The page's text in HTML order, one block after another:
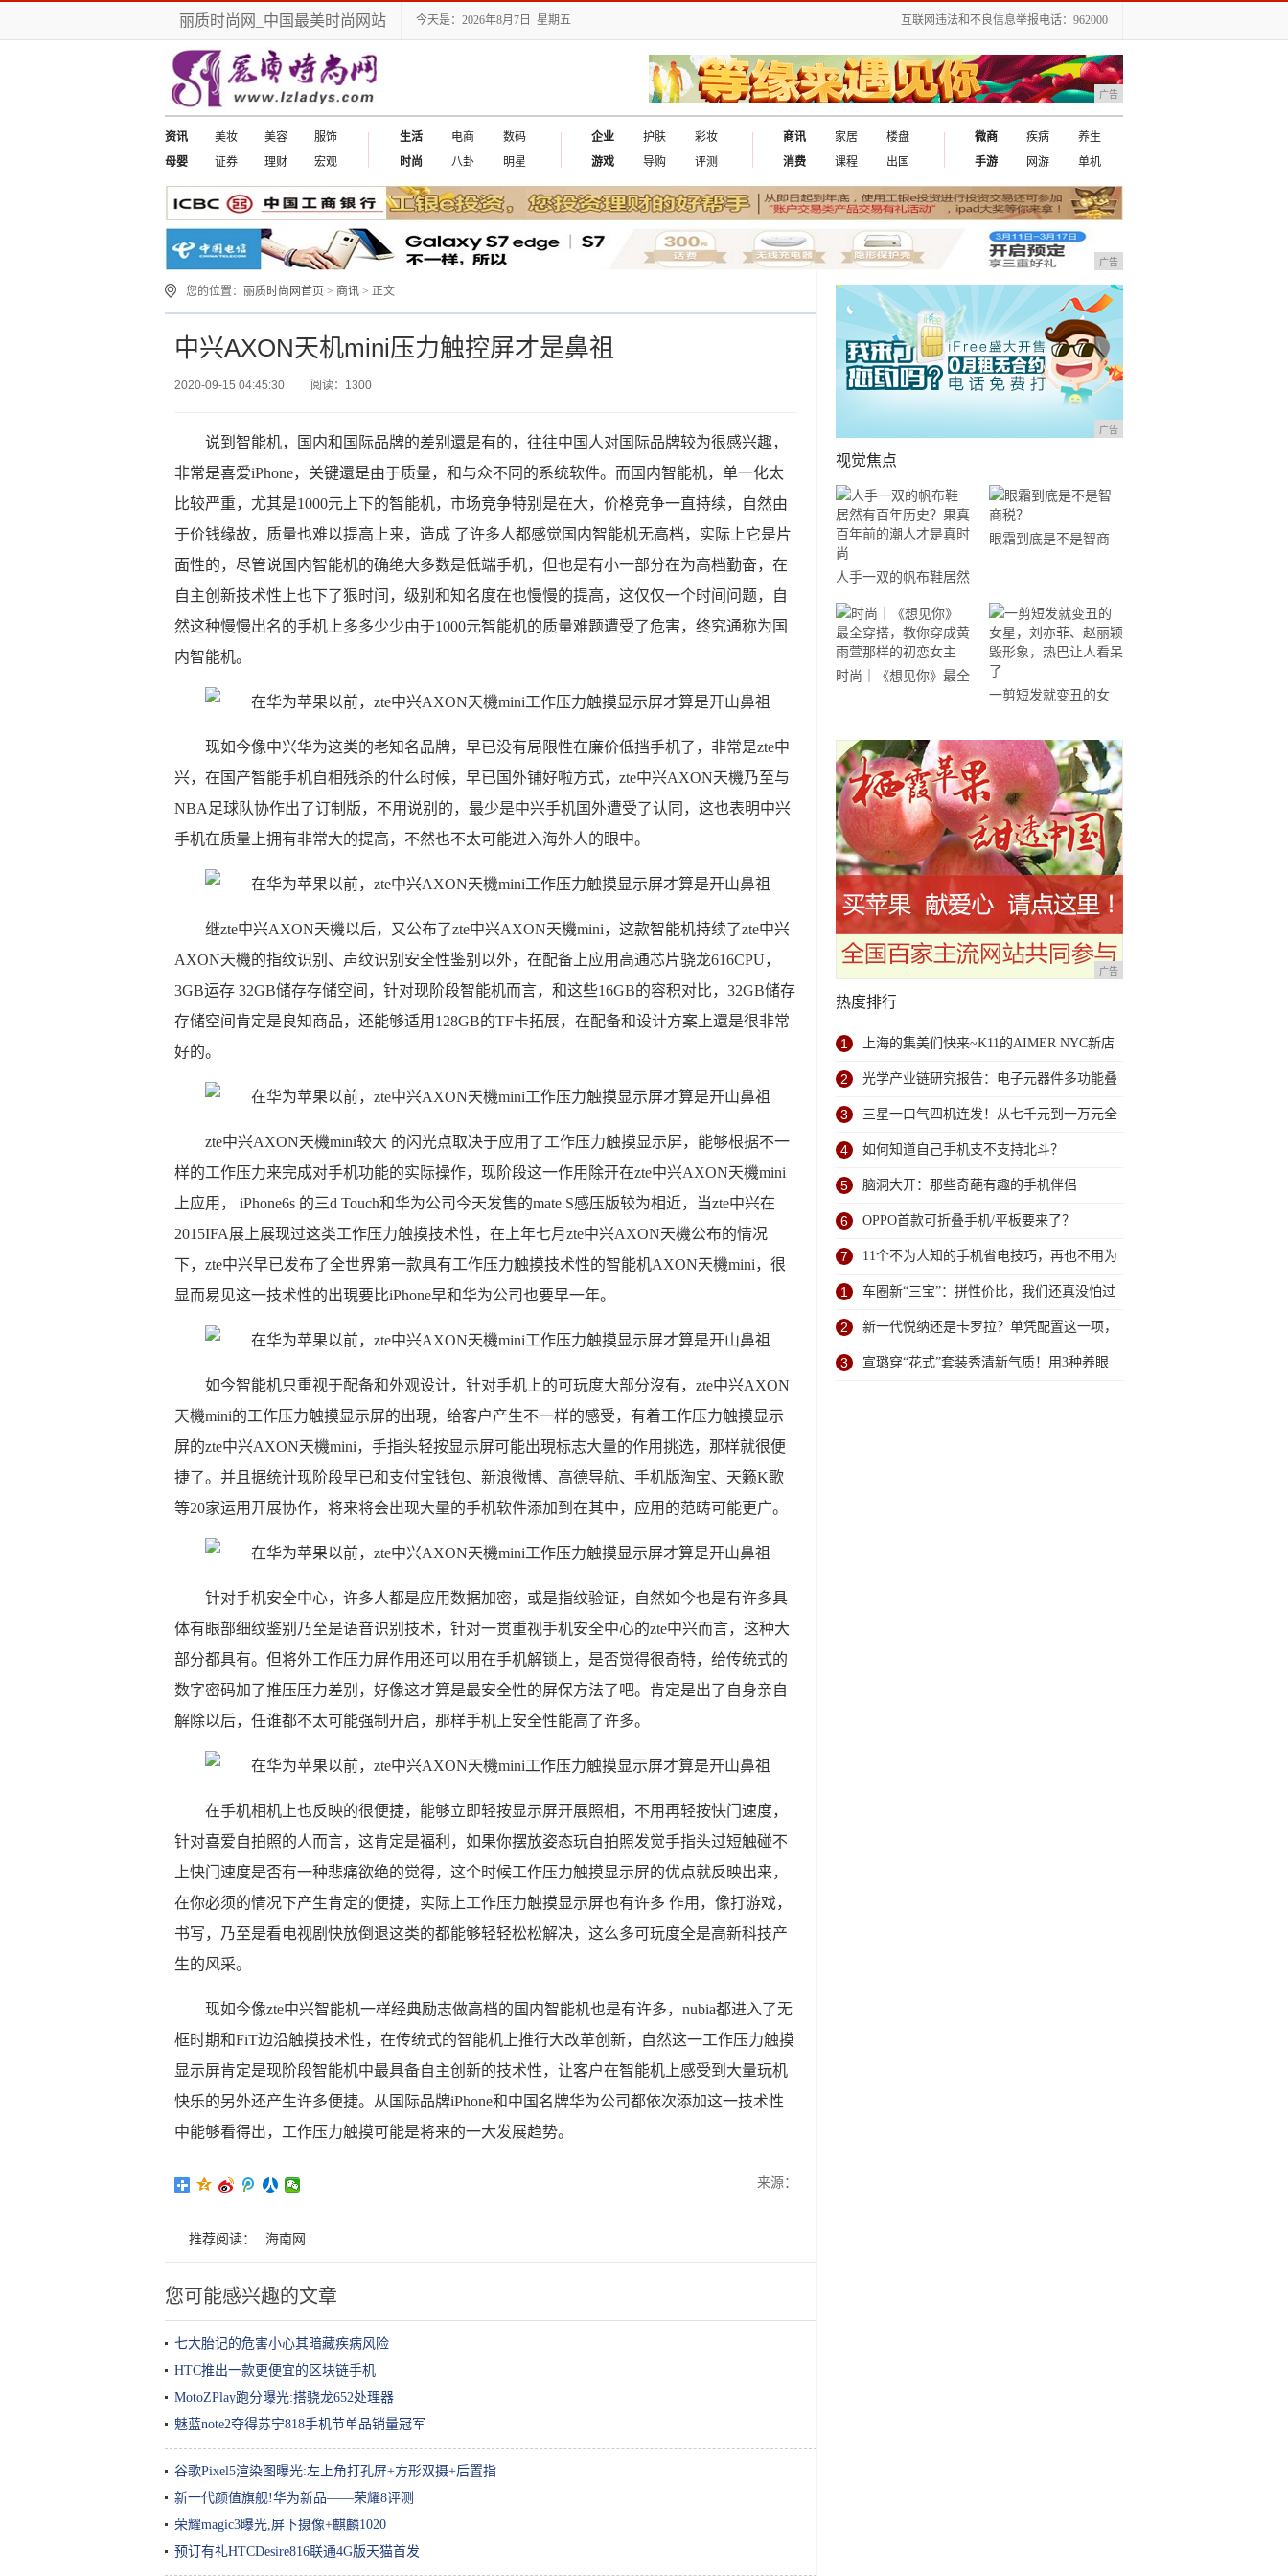
丽质时尚网_中国最美时尚网站 今天是：2026年8月7日 星期五 互联网违法和不良信息举报电话：962000
广告
资讯 美妆 美容
服饰
母婴
证券 理财 宏观
生活 电商
数码
时尚
八卦 明星
企业 护肤
彩妆
游戏
导购 评测
商讯 家居
楼盘
消费
课程 出国
微商 疾病
养生
手游
网游 单机
广告
您的位置： 丽质时尚网首页 > 商讯 > 正文
中兴AXON天机mini压力触控屏才是鼻祖
2020-09-15 04:45:30 阅读：1300
说到智能机，国内和国际品牌的差别還是有的，往往中国人对国际品牌较为很感兴趣，
非常是喜爱iPhone，关键還是由于质量，和与众不同的系统软件。而国内智能机，单一化太
比较严重，尤其是1000元上下的智能机，市场竞争特别是在大，价格竞争一直持续，自然由
于价钱缘故，质量也难以提高上来，造成 了许多人都感觉国内智能机无高档，实际上它是片
面性的，尽管说国内智能机的确绝大多数是低端手机，但也是有小一部分在为高档勤奋，在
自主创新技术性上也下了狠时间，级别和知名度在也慢慢的提高，这仅仅一个时间问题，自
然这种慢慢出名的手机上多多少少由于1000元智能机的质量难题遭受了危害，终究通称为国
内智能机。
现如今像中兴华为这类的老知名品牌，早已没有局限性在廉价低挡手机了，非常是zte中
兴，在国产智能手机自相残杀的什么时候，早已国外铺好啦方式，zte中兴AXON天機乃至与
NBA足球队协作出了订制版，不用说别的，最少是中兴手机国外遭受了认同，这也表明中兴
手机在质量上拥有非常大的提高，不然也不太可能进入海外人的眼中。
继zte中兴AXON天機以后，又公布了zte中兴AXON天機mini，这款智能机持续了zte中兴
AXON天機的指纹识别、声纹识别安全性鉴别以外，在配备上应用高通芯片骁龙616CPU，
3GB运存 32GB储存存储空间，针对现阶段智能机而言，和这些16GB的容积对比，32GB储存
存储空间肯定是良知商品，还能够适用128GB的TF卡拓展，在配备和设计方案上還是很非常
好的。
zte中兴AXON天機mini较大 的闪光点取决于应用了工作压力触摸显示屏，能够根据不一
样的工作压力来完成对手机功能的实际操作，现阶段这一作用除开在zte中兴AXON天機mini
上应用， iPhone6s 的三d Touch和华为公司今天发售的mate S感压版较为相近，当zte中兴在
2015IFA展上展现过这类工作压力触摸技术性，在上年七月zte中兴AXON天機公布的情况
下，zte中兴早已发布了全世界第一款具有工作压力触摸技术性的智能机AXON天機mini，很
显而易见这一技术性的出現要比iPhone早和华为公司也要早一年。
如今智能机只重视于配备和外观设计，针对手机上的可玩度大部分沒有，zte中兴AXON
天機mini的工作压力触摸显示屏的出現，给客户产生不一样的感受，有着工作压力触摸显示
屏的zte中兴AXON天機mini，手指头轻按显示屏可能出現标志大量的作用挑选，那样就很便
捷了。并且据统计现阶段早已和支付宝钱包、新浪微博、高德导航、手机版淘宝、天籁K歌
等20家运用开展协作，将来将会出现大量的手机软件添加到在其中，应用的范畴可能更广。
针对手机安全中心，许多人都是应用数据加密，或是指纹验证，自然如今也是有许多具
体有眼部细纹鉴别乃至是语音识别技术，针对一贯重视手机安全中心的zte中兴而言，这种大
部分都具有。但将外工作压力屏作用还可以用在手机解锁上，是否觉得很奇特，给传统式的
数字密码加了推压压力差别，好像这才算是最安全性的屏保方法了吧。肯定是出了自身亲自
解除以后，任谁都不太可能强制开启，那样手机上安全性能高了许多。
在手机相机上也反映的很便捷，能够立即轻按显示屏开展照相，不用再轻按快门速度，
针对喜爱自拍照的人而言，这肯定是福利，如果你摆放姿态玩自拍照发觉手指头过短触碰不
上快门速度是否有一种悲痛欲绝的觉得，这个时候工作压力触摸显示屏的优点就反映出来，
在你必须的情况下产生肯定的便捷，实际上工作压力触摸显示屏也有许多 作用，像打游戏，
书写，乃至是看电视剧快放倒退这类的都能够轻轻松松解决，这么多可玩度全是高新科技产
生的风采。
现如今像zte中兴智能机一样经典励志做高档的国内智能机也是有许多，nubia都进入了无
框时期和FiT边沿触摸技术性，在传统式的智能机上推行大改革创新，自然这一工作压力触摸
显示屏肯定是现阶段智能机中最具备自主创新的技术性，让客户在智能机上感受到大量玩机
快乐的另外还产生许多便捷。从国际品牌iPhone和中国名牌华为公司都依次添加这一技术性
中能够看得出，工作压力触摸可能是将来的一大发展趋势。
来源：
推荐阅读： 海南网
您可能感兴趣的文章
七大胎记的危害小心其暗藏疾病风险
HTC推出一款更便宜的区块链手机
MotoZPlay跑分曝光:搭骁龙652处理器
魅蓝note2夺得苏宁818手机节单品销量冠军
谷歌Pixel5渲染图曝光:左上角打孔屏+方形双摄+后置指
新一代颜值旗舰!华为新品——荣耀8评测
荣耀magic3曝光,屏下摄像+麒麟1020
预订有礼HTCDesire816联通4G版天猫首发
广告
视觉焦点
人手一双的帆布鞋居然
有百年历史？果真百年
前的潮人才是真时尚
眼霜到底是不是智商
时尚｜《想见你》最全
一剪短发就变丑的女
形象，热巴让人看呆了
广告
热度排行
1 上海的集美们快来~K11的AIMER NYC新店
也太酷了叭！
2 光学产业链研究报告：电子元器件多功能叠
加多场景 光学赛道优且长
3 三星一口气四机连发！从七千元到一万元全
都有，买不买？
4 如何知道自己手机支不支持北斗？
5 脑洞大开：那些奇葩有趣的手机伴侣
6 OPPO首款可折叠手机/平板要来了？
7 11个不为人知的手机省电技巧，再也不用为
没电背锅了
1 车圈新“三宝”：拼性价比，我们还真没怕过
谁
2 新一代悦纳还是卡罗拉？单凭配置这一项，
卡罗拉也服了
3 宣璐穿“花式”套装秀清新气质！用3种养眼